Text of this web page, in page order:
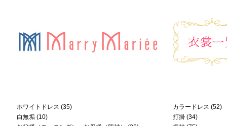
ホワイトドレス (35)
白無垢(10)
カラードレス (52)
打掛(34)